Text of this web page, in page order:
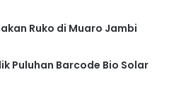
Ruko di Muaro Jambi
Puluhan Barcode Bio Solar